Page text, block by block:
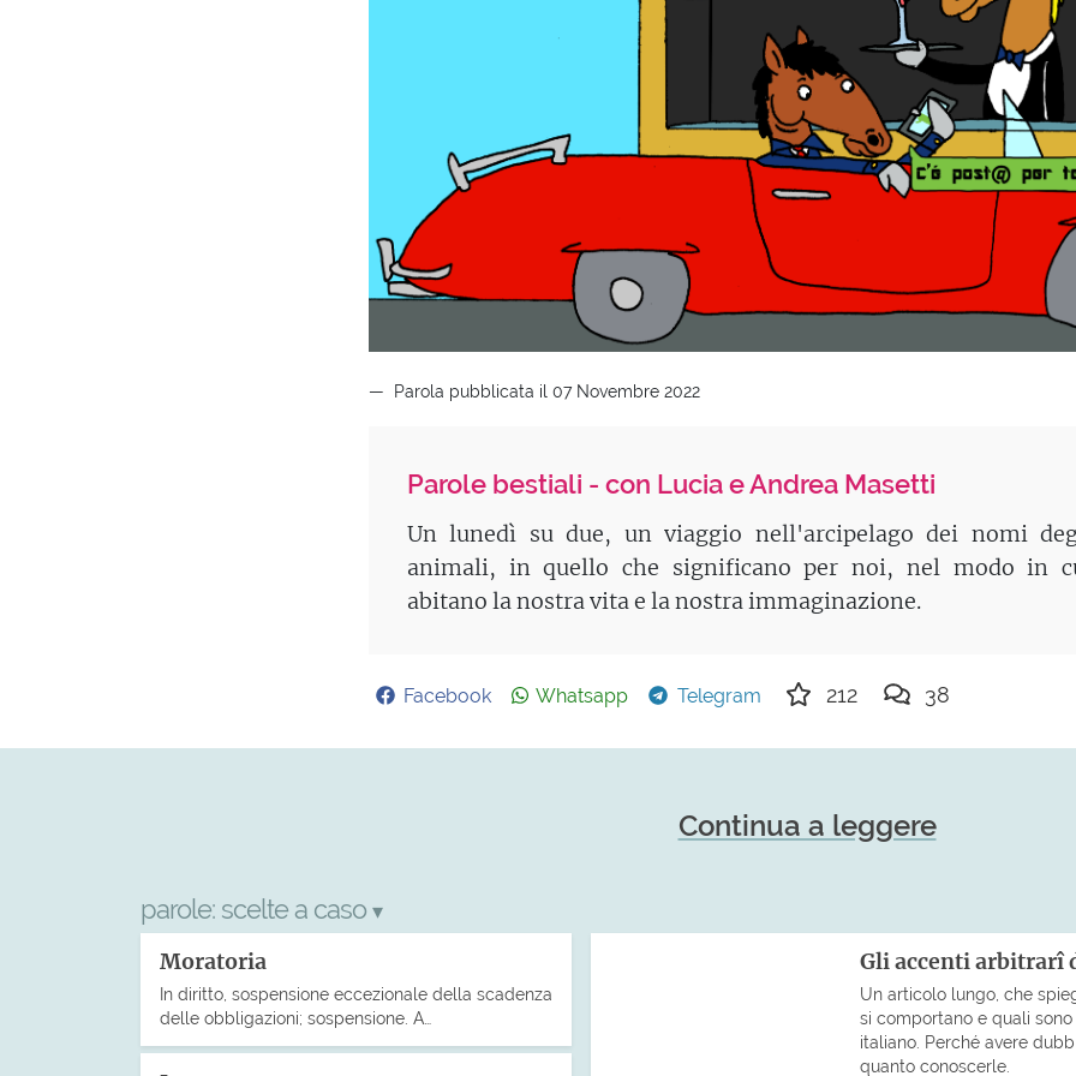
Parola pubblicata il 07 Novembre 2022
Parole bestiali - con Lucia e Andrea Masetti
Un lunedì su due, un viaggio nell'arcipelago dei nomi
animali, in quello che significano per noi, nel modo in
abitano la nostra vita e la nostra immaginazione.
Facebook Whatsapp Telegram 212 38
Continua a leggere
parole: scelte a caso ▾
Moratoria
In diritto, sospensione eccezionale della scadenza
delle obbligazioni; sospensione. A…
Gli accenti arbitrarî
Un articolo lungo, che
si comportano e quali
italiano. Perché avere
quanto conoscerle.